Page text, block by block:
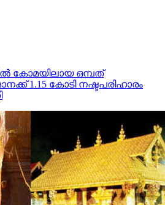
കോമയിലായ ഒമ്പത്
1.15 കോടി നഷ്ടപരിഹാരം